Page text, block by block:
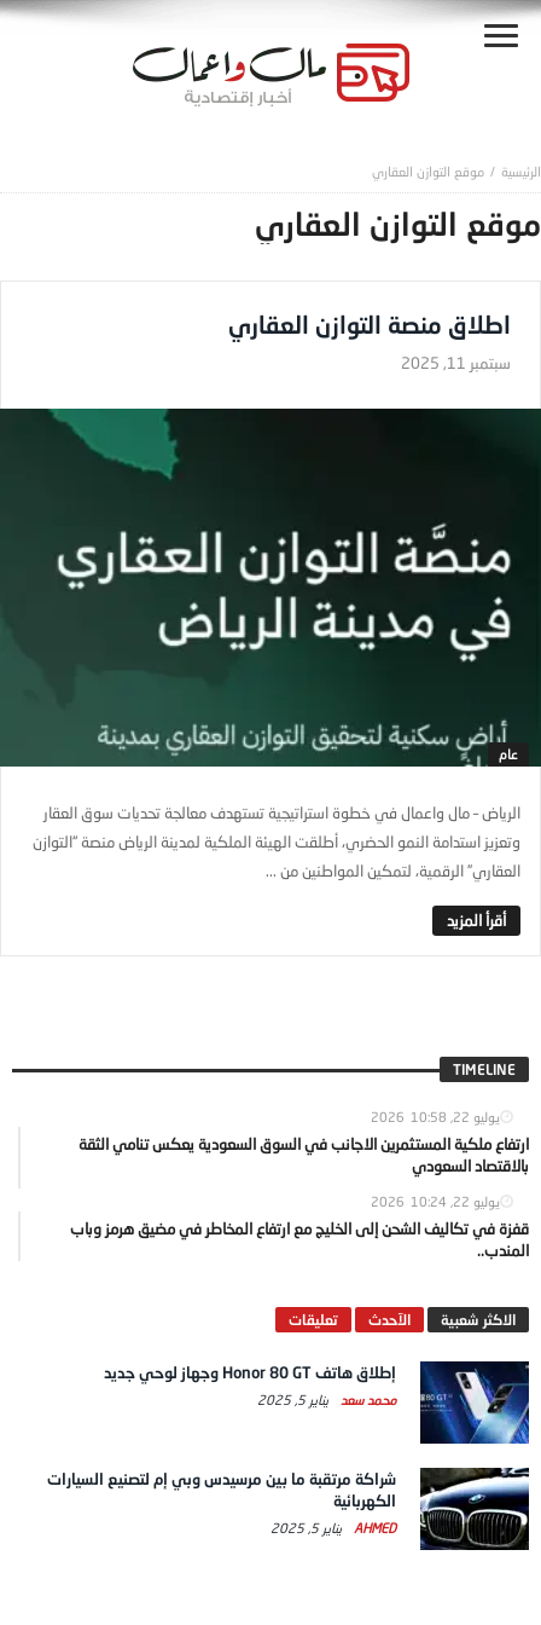
موقع التوازن العقاري
موقع التوازن العقاري
اطلاق منصة التوازن العقاري
سبتمبر 11, 2025
عام
الرياض – مال واعمال في خطوة استراتيجية تستهدف معالجة تحديات سوق العقار
وتعزيز استدامة النمو الحضري، أطلقت الهيئة الملكية لمدينة الرياض منصة “التوازن
العقاري” الرقمية، لتمكين المواطنين من ...
TIMELINE
يوليو 22, 2026 10:58
ارتفاع ملكية المستثمرين الاجانب في السوق السعودية يعكس تنامي الثقة
بالاقتصاد السعودي
يوليو 22, 2026 10:24
قفزة في تكاليف الشحن إلى الخليج مع ارتفاع المخاطر في مضيق هرمز وباب
المندب..
الاكثر شعبية الآحدث تعليقات
إطلاق هاتف Honor 80 GT وجهاز لوحي جديد
محمد سعد يناير 5, 2025
شراكة مرتقبة ما بين مرسيدس وبي إم لتصنيع السيارات
الكهربائية
AHMED يناير 5, 2025